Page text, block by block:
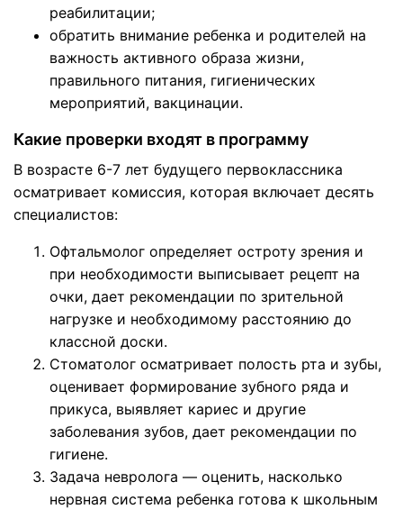
реабилитации;
обратить внимание ребенка и родителей на
важность активного образа жизни,
правильного питания, гигиенических
мероприятий, вакцинации.
Какие проверки входят в программу
В возрасте 6-7 лет будущего первоклассника
осматривает комиссия, которая включает десять
специалистов:
Офтальмолог определяет остроту зрения и
при необходимости выписывает рецепт на
очки, дает рекомендации по зрительной
нагрузке и необходимому расстоянию до
классной доски.
Стоматолог осматривает полость рта и зубы,
оценивает формирование зубного ряда и
прикуса, выявляет кариес и другие
заболевания зубов, дает рекомендации по
гигиене.
Задача невролога — оценить, насколько
нервная система ребенка готова к школьным